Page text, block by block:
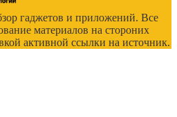
гаджетов и приложений. Все
материалов на стороних
активной ссылки на источник.